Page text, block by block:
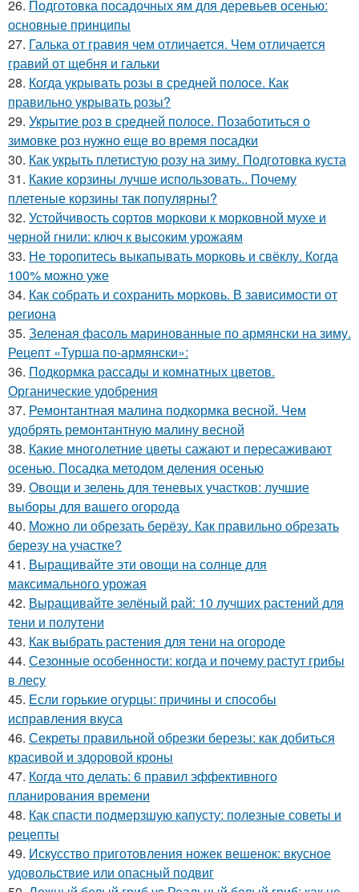
26. Подготовка посадочных ям для деревьев осенью:
основные принципы
27. Галька от гравия чем отличается. Чем отличается
гравий от щебня и гальки
28. Когда укрывать розы в средней полосе. Как
правильно укрывать розы?
29. Укрытие роз в средней полосе. Позаботиться о
зимовке роз нужно еще во время посадки
30. Как укрыть плетистую розу на зиму. Подготовка куста
31. Какие корзины лучше использовать.. Почему
плетеные корзины так популярны?
32. Устойчивость сортов моркови к морковной мухе и
черной гнили: ключ к высоким урожаям
33. Не торопитесь выкапывать морковь и свёклу. Когда
100% можно уже
34. Как собрать и сохранить морковь. В зависимости от
региона
35. Зеленая фасоль маринованные по армянски на зиму.
Рецепт «Турша по-армянски»:
36. Подкормка рассады и комнатных цветов.
Органические удобрения
37. Ремонтантная малина подкормка весной. Чем
удобрять ремонтантную малину весной
38. Какие многолетние цветы сажают и пересаживают
осенью. Посадка методом деления осенью
39. Овощи и зелень для теневых участков: лучшие
выборы для вашего огорода
40. Можно ли обрезать берёзу. Как правильно обрезать
березу на участке?
41. Выращивайте эти овощи на солнце для
максимального урожая
42. Выращивайте зелёный рай: 10 лучших растений для
тени и полутени
43. Как выбрать растения для тени на огороде
44. Сезонные особенности: когда и почему растут грибы
в лесу
45. Если горькие огурцы: причины и способы
исправления вкуса
46. Секреты правильной обрезки березы: как добиться
красивой и здоровой кроны
47. Когда что делать: 6 правил эффективного
планирования времени
48. Как спасти подмерзшую капусту: полезные советы и
рецепты
49. Искусство приготовления ножек вешенок: вкусное
удовольствие или опасный подвиг